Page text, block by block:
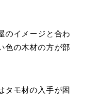
のイメージと合わ
色の木材の方が部
タモ材の入手が困